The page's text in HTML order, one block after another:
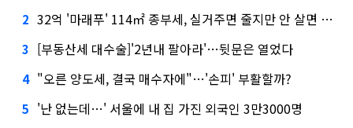
2 32억 '마래푸' 114㎡ 종부세, 실거주면 줄지만 안 살면 2.5배
3 [부동산세 대수술]'2년내 팔아라'…뒷문은 열었다
4 "오른 양도세, 결국 매수자에"…'손피' 부활할까?
5 '난 없는데…' 서울에 내 집 가진 외국인 3만3000명